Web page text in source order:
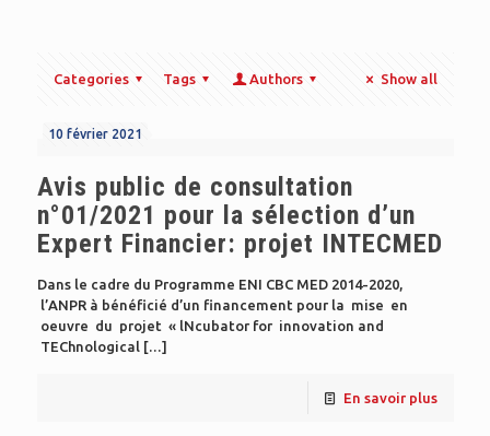
Categories Tags Authors Show all
10 février 2021
Avis public de consultation
n°01/2021 pour la sélection d’un
Expert Financier: projet INTECMED
Dans le cadre du Programme ENI CBC MED 2014-2020,
l’ANPR à bénéficié d’un financement pour la mise en
oeuvre du projet « lNcubator for innovation and
TEChnological[…]
En savoir plus